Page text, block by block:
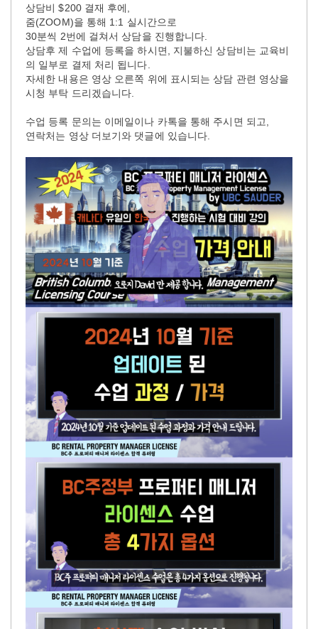
상담비 $200 결재 후에,
줌(ZOOM)을 통해 1:1 실시간으로
30분씩 2번에 걸쳐서 상담을 진행합니다.
상담후 제 수업에 등록을 하시면, 지불하신 상담비는 교육비
의 일부로 결제 처리 됩니다.
자세한 내용은 영상 오른쪽 위에 표시되는 상담 관련 영상을
시청 부탁 드리겠습니다.
수업 등록 문의는 이메일이나 카톡을 통해 주시면 되고,
연락처는 영상 더보기와 댓글에 있습니다.